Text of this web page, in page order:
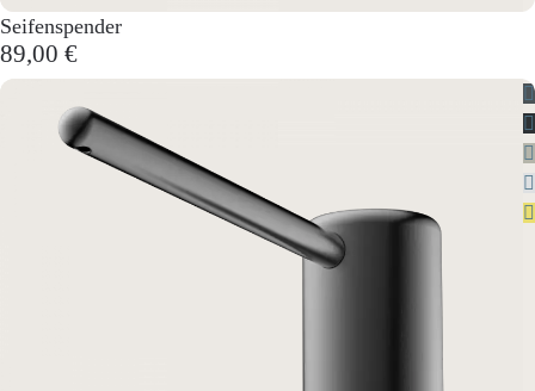
Seifenspender
89,00 €